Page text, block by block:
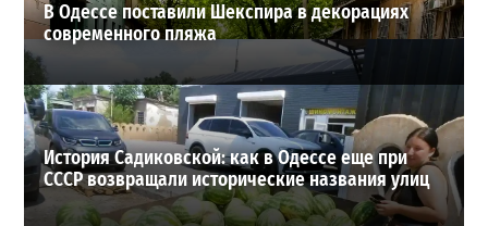
В Одессе поставили Шекспира в декорациях
современного пляжа
История Садиковской: как в Одессе еще при
СССР возвращали исторические названия улиц